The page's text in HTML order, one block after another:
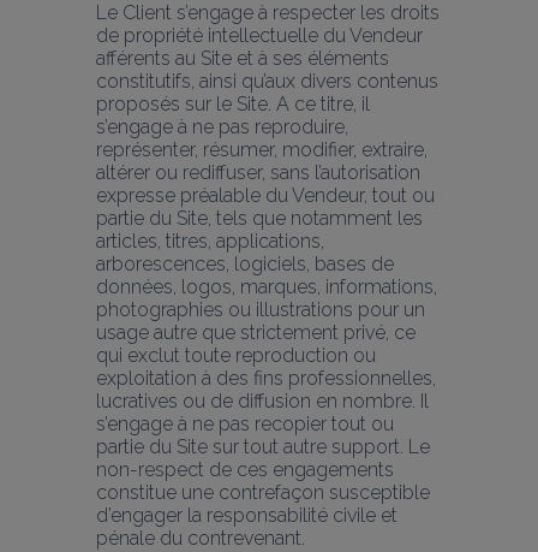
Le Client s’engage à respecter les droits
de propriété intellectuelle du Vendeur
afférents au Site et à ses éléments
constitutifs, ainsi qu’aux divers contenus
proposés sur le Site. A ce titre, il
s’engage à ne pas reproduire,
représenter, résumer, modifier, extraire,
altérer ou rediffuser, sans l’autorisation
expresse préalable du Vendeur, tout ou
partie du Site, tels que notamment les
articles, titres, applications,
arborescences, logiciels, bases de
données, logos, marques, informations,
photographies ou illustrations pour un
usage autre que strictement privé, ce
qui exclut toute reproduction ou
exploitation à des fins professionnelles,
lucratives ou de diffusion en nombre. Il
s’engage à ne pas recopier tout ou
partie du Site sur tout autre support. Le
non-respect de ces engagements
constitue une contrefaçon susceptible
d’engager la responsabilité civile et
pénale du contrevenant.